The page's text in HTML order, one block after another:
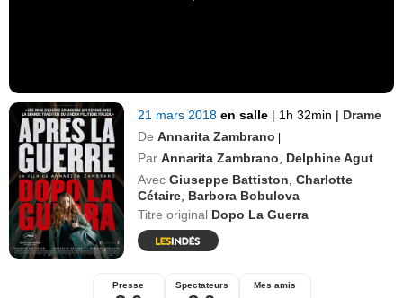
21 mars 2018en salle | 1h 32min | Drame
De Annarita Zambrano |
Par Annarita Zambrano
Delphine Agut
Avec Giuseppe Battiston ,Charlotte
Cétaire Barbora Bobulova
Titre original Dopo La Guerra
Presse Spectateurs Mes amis